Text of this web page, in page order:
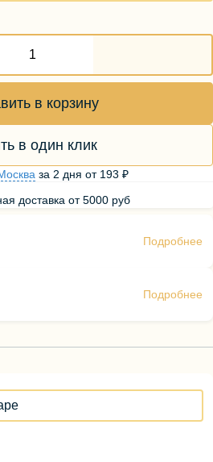
в корзину
в один клик
за 2 дня от 193 ₽
доставка от 5000 руб
Подробнее
Подробнее